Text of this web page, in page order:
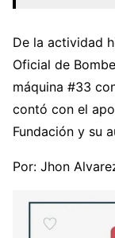
De la actividad
Oficial de
máquina #33
contó con el
Fundación y su
Por: Jhon